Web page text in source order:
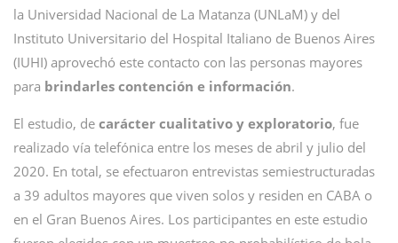
la Universidad Nacional de La Matanza (UNLaM) y del
Instituto Universitario del Hospital Italiano de Buenos Aires
(IUHI) aprovechó este contacto con las personas mayores
para brindarles contención e información.
El estudio, de carácter cualitativo y exploratorio, fue
realizado vía telefónica entre los meses de abril y julio del
2020. En total, se efectuaron entrevistas semiestructuradas
a 39 adultos mayores que viven solos y residen en CABA o
en el Gran Buenos Aires. Los participantes en este estudio